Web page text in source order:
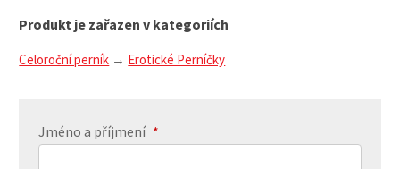
Produkt je zařazen v kategoriích
Celoroční perník Erotické Perníčky
Jméno a příjmení *